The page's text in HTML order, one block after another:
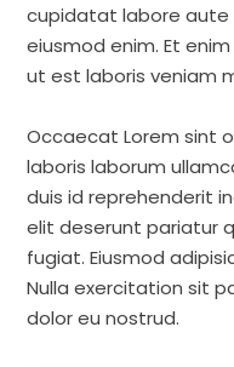
cupidatat labore aute
eiusmod enim. Et
ut est laboris veniam
Occaecat Lorem sint
laboris laborum
duis id reprehenderit
elit deserunt pariatur
fugiat. Eiusmod
Nulla exercitation sit
dolor eu nostrud.